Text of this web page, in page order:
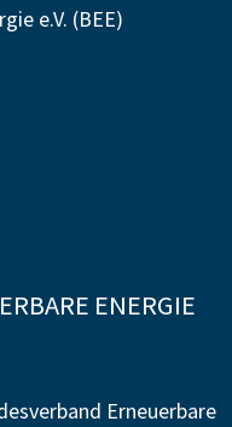
e.V. (BEE)
ENERGIE
Erneuerbare